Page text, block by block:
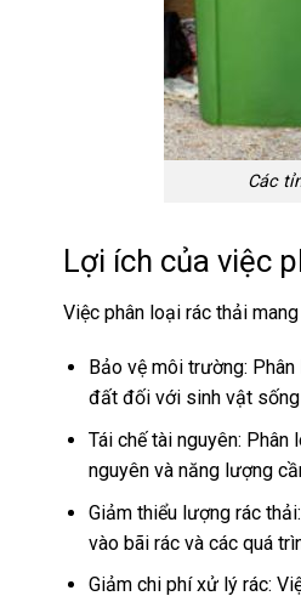
Các
Lợi ích của việc
Việc phân loại rác thải
Bảo vệ môi trường:
đất đối với sinh vật
Tái chế tài nguyên:
nguyên và năng lượng
Giảm thiểu lượng rác
vào bãi rác và các quá
Giảm chi phí xử lý rác: